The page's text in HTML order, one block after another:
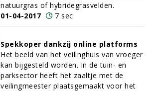
natuurgras of hybridegrasvelden.
01-04-2017
7 sec
Spekkoper dankzij online platforms
Het beeld van het veilinghuis van vroeger
kan bijgesteld worden. In de tuin- en
parksector heeft het zaaltje met de
veilingmeester plaatsgemaakt voor het